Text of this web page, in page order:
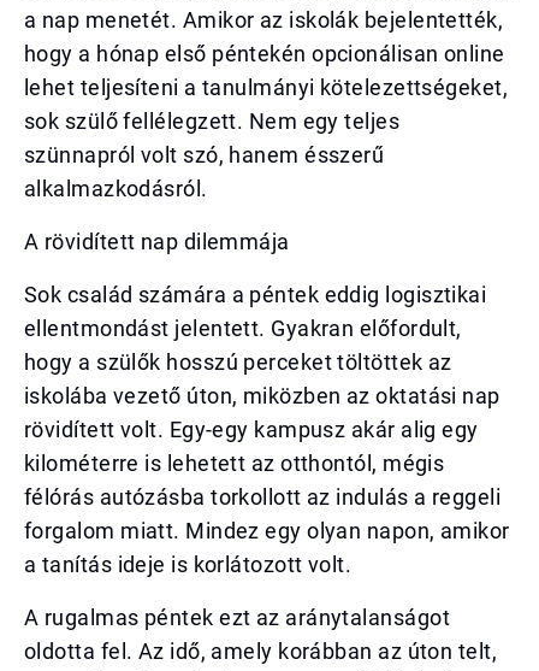
a nap menetét. Amikor az iskolák bejelentették,
hogy a hónap első péntekén opcionálisan online
lehet teljesíteni a tanulmányi kötelezettségeket,
sok szülő fellélegzett. Nem egy teljes
szünnapról volt szó, hanem ésszerű
alkalmazkodásról.
A rövidített nap dilemmája
Sok család számára a péntek eddig logisztikai
ellentmondást jelentett. Gyakran előfordult,
hogy a szülők hosszú perceket töltöttek az
iskolába vezető úton, miközben az oktatási nap
rövidített volt. Egy-egy kampusz akár alig egy
kilométerre is lehetett az otthontól, mégis
félórás autózásba torkollott az indulás a reggeli
forgalom miatt. Mindez egy olyan napon, amikor
a tanítás ideje is korlátozott volt.
A rugalmas péntek ezt az aránytalanságot
oldotta fel. Az idő, amely korábban az úton telt,